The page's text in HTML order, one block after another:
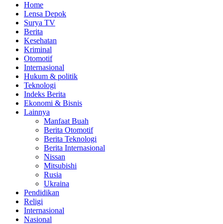
Home
Lensa Depok
Surya TV
Berita
Kesehatan
Kriminal
Otomotif
Internasional
Hukum & politik
Teknologi
Indeks Berita
Ekonomi & Bisnis
Lainnya
Manfaat Buah
Berita Otomotif
Berita Teknologi
Berita Internasional
Nissan
Mitsubishi
Rusia
Ukraina
Pendidikan
Religi
Internasional
Nasional